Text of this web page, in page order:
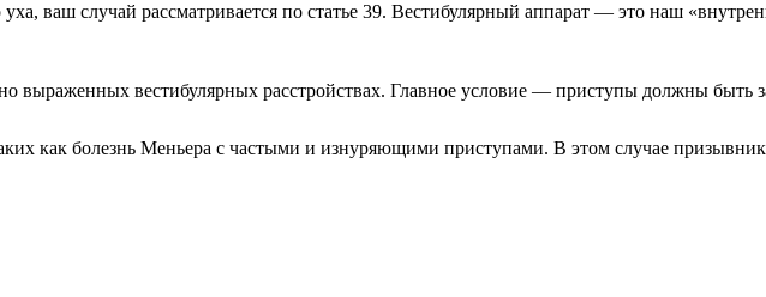
ваш случай рассматривается по статье 39. Вестибулярный аппарат — это наш
выраженных вестибулярных расстройствах. Главное условие — приступы должны быть
как болезнь Меньера с частыми и изнуряющими приступами. В этом случае